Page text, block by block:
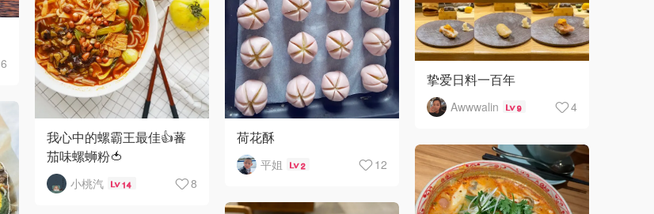
🇳🇿新西兰
6
我心中的螺霸王最佳👍蕃
茄味螺蛳粉🍅
小桃汽 14 8
荷花酥
平姐 2 12
挚爱日料一百年
Awwwalin 9 4